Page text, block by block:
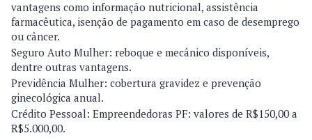
vantagens como informação nutricional, assistência
farmacêutica, isenção de pagamento em caso de desemprego
ou câncer.
Seguro Auto Mulher: reboque e mecânico disponíveis,
dentre outras vantagens.
Previdência Mulher: cobertura gravidez e prevenção
ginecológica anual.
Crédito Pessoal: Empreendedoras PF: valores de R$150,00 a
R$5.000,00.